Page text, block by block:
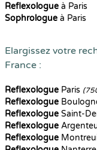
Reflexologue à Paris
Sophrologue à Paris
Elargissez votre
France :
Reflexologue Paris
Reflexologue
Reflexologue Saint-
Reflexologue
Reflexologue